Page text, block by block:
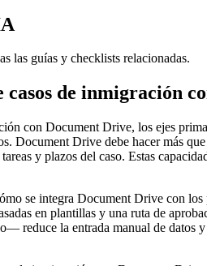
las guías y checklists relacionadas.
casos de inmigración
con Document Drive, los ejes
Document Drive debe hacer más
y plazos del caso. Estas
se integra Document Drive con
en plantillas y una ruta de
reduce la entrada manual de